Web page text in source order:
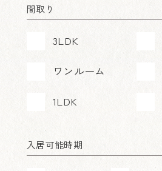
間取り
3LDK
ワンルーム
1LDK
入居可能時期